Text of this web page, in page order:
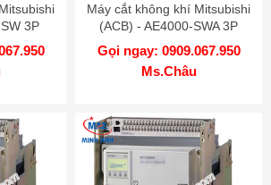
3P
DR
Máy cắt không khí Mitsubishi
(ACB) - AE4000-SWA 3P
4000A 85kA DR
Gọi ngay: 0909.067.950
Ms.Châu